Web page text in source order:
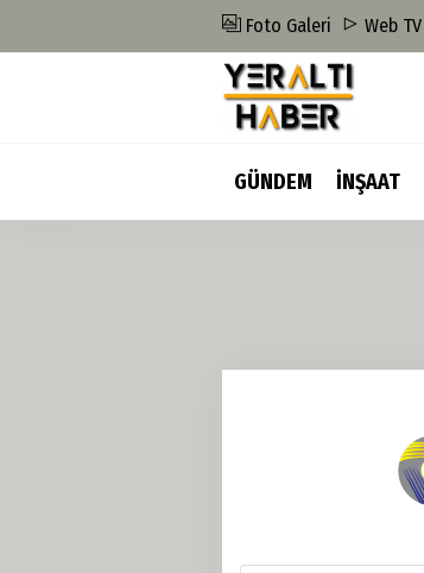
Foto Galeri Web TV
GÜNDEM İNŞAAT